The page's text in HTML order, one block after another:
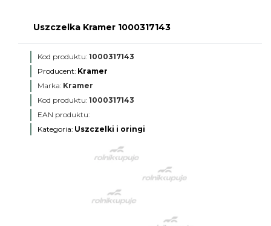
Uszczelka Kramer 1000317143
Kod produktu: 1000317143
Producent: Kramer
Marka: Kramer
Kod produktu: 1000317143
EAN produktu:
Kategoria: Uszczelki i oringi